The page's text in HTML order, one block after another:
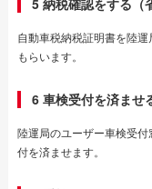
5 納税確認をする（
自動車税納税証明書を陸
もらいます。
6 車検受付を済ませ
陸運局のユーザー車検受
付を済ませます。